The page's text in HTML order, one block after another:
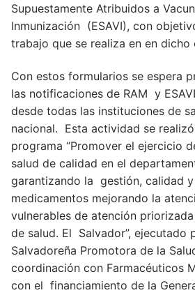
Supuestamente Atribuidos a
Inmunización (ESAVI), con
trabajo que se realiza en en dicho
Con estos formularios se espera
las notificaciones de RAM y
desde todas las instituciones de
nacional. Esta actividad se
programa “Promover el ejercicio
salud de calidad en el
garantizando la gestión, calidad
medicamentos mejorando la
vulnerables de atención
de salud. El Salvador”, ejecutado
Salvadoreña Promotora de la
coordinación con Farmacéuticos
con el financiamiento de la